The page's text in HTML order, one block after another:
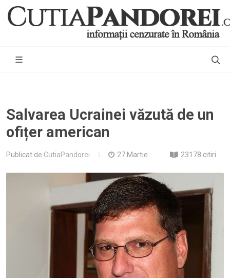
Salvarea Ucrainei văzută de un
ofițer american
Publicat de CutiaPandorei 27 Martie 23178 citiri